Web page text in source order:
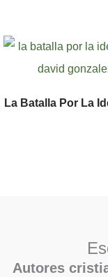
La Batalla Por La
Autores